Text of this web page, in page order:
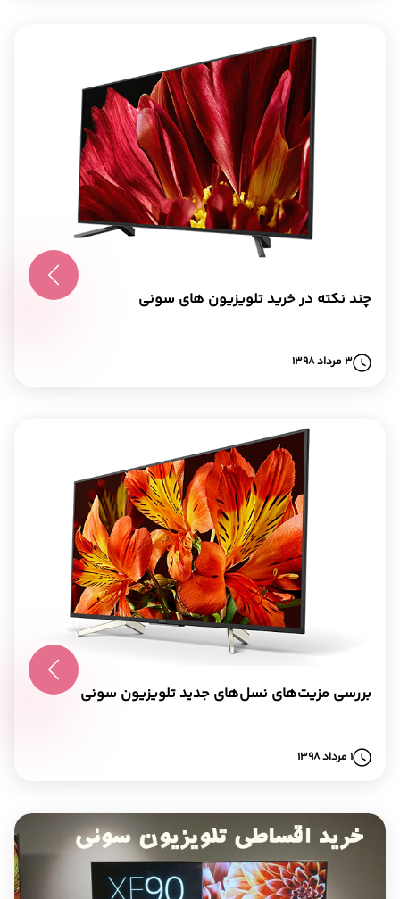
چند نکته در خرید تلویزیون های سونی
3 مرداد 1398
بررسی مزیت‌های نسل‌های جدید تلویزیون سونی
1 مرداد 1398